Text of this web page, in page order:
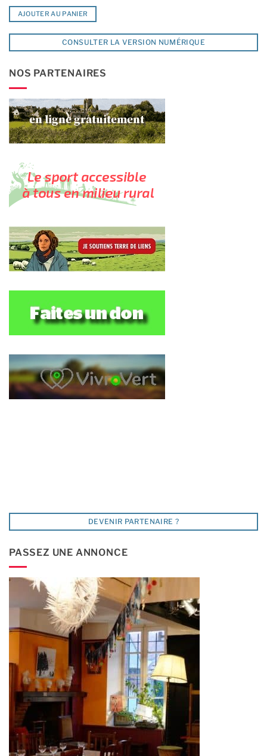
AJOUTER AU PANIER
CONSULTER LA VERSION NUMÉRIQUE
NOS PARTENAIRES
DEVENIR PARTENAIRE ?
PASSEZ UNE ANNONCE